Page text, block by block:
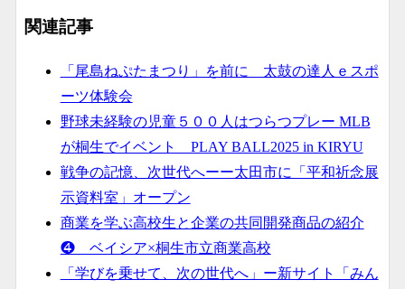
関連記事
「尾島ねぷたまつり」を前に 太鼓の達人ｅスポ
ーツ体験会
野球未経験の児童５００人はつらつプレー MLB
が桐生でイベント PLAY BALL2025 in KIRYU
戦争の記憶、次世代へーー太田市に「平和祈念展
示資料室」オープン
商業を学ぶ高校生と企業の共同開発商品の紹介
❹ ベイシア×桐生市立商業高校
「学びを乗せて、次の世代へ」ー新サイト「みん